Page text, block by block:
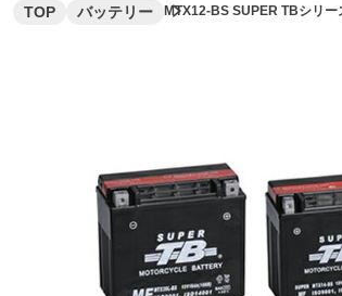
TOP バッテリー MTX12-BS SUPER TBシリ